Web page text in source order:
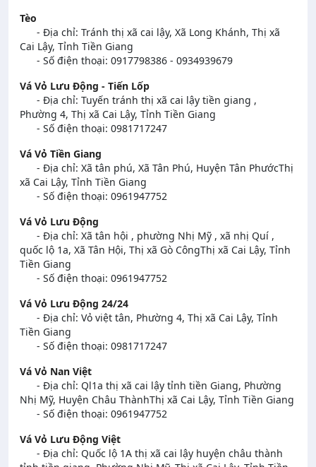
Tèo
- Địa chỉ: Tránh thị xã cai lậy, Xã Long Khánh, Thị xã
Cai Lậy, Tỉnh Tiền Giang
- Số điện thoại: 0917798386 - 0934939679
Vá Vỏ Lưu Động - Tiến Lốp
- Địa chỉ: Tuyến tránh thị xã cai lậy tiền giang ,
Phường 4, Thị xã Cai Lậy, Tỉnh Tiền Giang
- Số điện thoại: 0981717247
Vá Vỏ Tiền Giang
- Địa chỉ: Xã tân phú, Xã Tân Phú, Huyện Tân PhướcThị
xã Cai Lậy, Tỉnh Tiền Giang
- Số điện thoại: 0961947752
Vá Vỏ Lưu Động
- Địa chỉ: Xã tân hội , phường Nhị Mỹ , xã nhị Quí ,
quốc lộ 1a, Xã Tân Hội, Thị xã Gò CôngThị xã Cai Lậy, Tỉnh
Tiền Giang
- Số điện thoại: 0961947752
Vá Vỏ Lưu Động 24/24
- Địa chỉ: Vỏ việt tân, Phường 4, Thị xã Cai Lậy, Tỉnh
Tiền Giang
- Số điện thoại: 0981717247
Vá Vỏ Nan Việt
- Địa chỉ: Ql1a thị xã cai lậy tỉnh tiền Giang, Phường
Nhị Mỹ, Huyện Châu ThànhThị xã Cai Lậy, Tỉnh Tiền Giang
- Số điện thoại: 0961947752
Vá Vỏ Lưu Động Việt
- Địa chỉ: Quốc lộ 1A thị xã cai lậy huyện châu thành